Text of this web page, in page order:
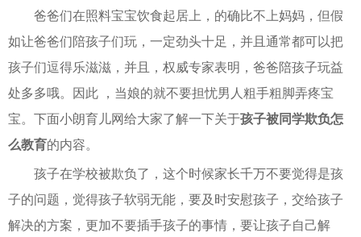
爸爸们在照料宝宝饮食起居上，的确比不上妈妈，但假
如让爸爸们陪孩子们玩，一定劲头十足，并且通常都可以把
孩子们逗得乐滋滋，并且，权威专家表明，爸爸陪孩子玩益
处多多哦。因此 ，当娘的就不要担忧男人粗手粗脚弄疼宝
宝。下面小朗育儿网给大家了解一下关于孩子被同学欺负怎
么教育的内容。
孩子在学校被欺负了，这个时候家长千万不要觉得是孩
子的问题，觉得孩子软弱无能，要及时安慰孩子，交给孩子
解决的方案，更加不要插手孩子的事情，要让孩子自己解